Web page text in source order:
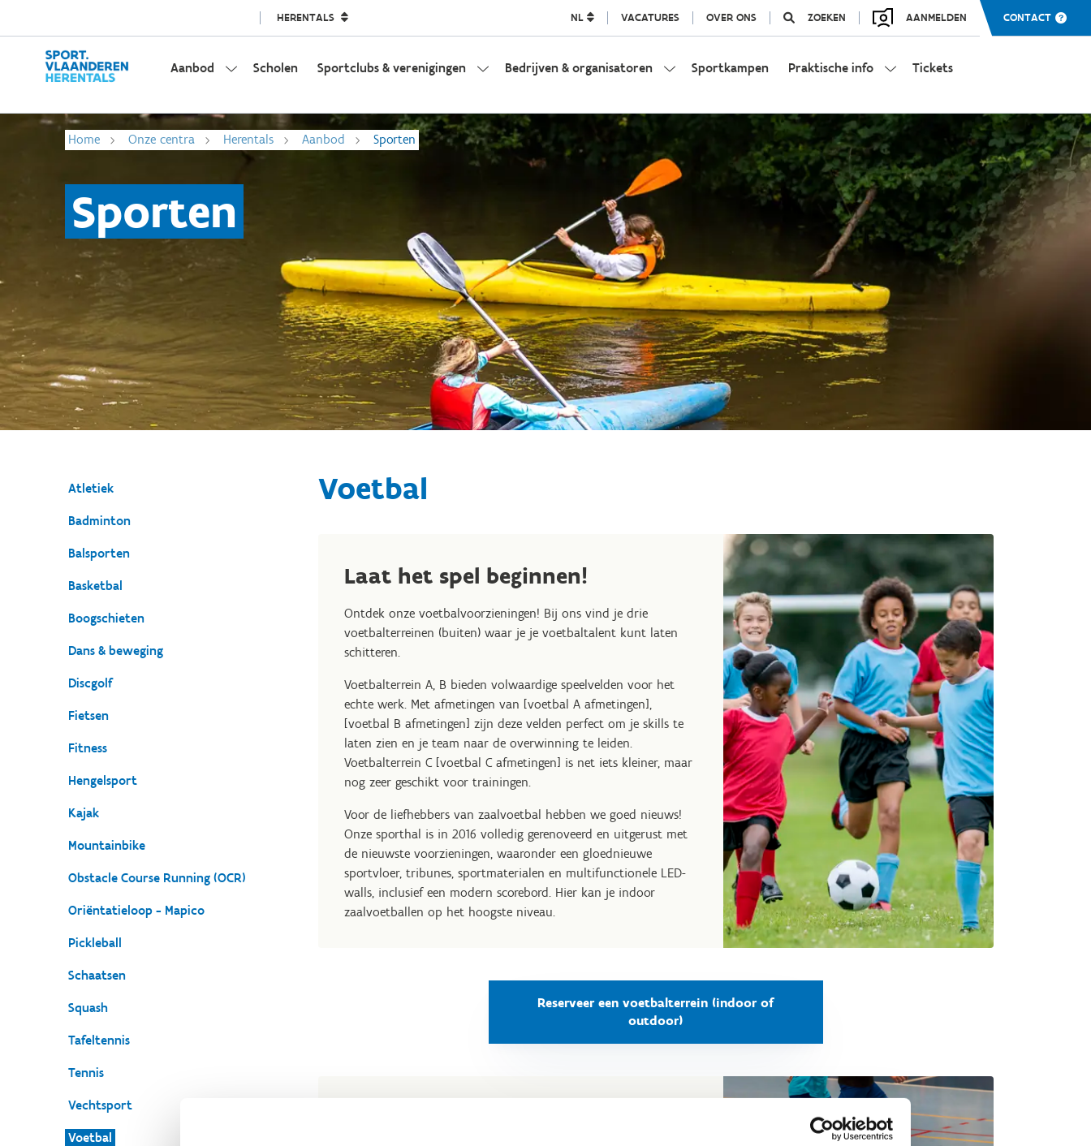
HERENTALS NL VACATURES OVER ONS ZOEKEN AANMELDEN CONTACT
Aanbod Scholen Sportclubs & verenigingen Bedrijven & organisatoren Sportkampen Praktische info Tickets
Home Onze centra Herentals Aanbod Sporten
Sporten
Atletiek
Badminton
Balsporten
Basketbal
Boogschieten
Dans & beweging
Discgolf
Fietsen
Fitness
Hengelsport
Kajak
Mountainbike
Obstacle Course Running (OCR)
Oriëntatieloop - Mapico
Pickleball
Schaatsen
Squash
Tafeltennis
Tennis
Vechtsport
Voetbal
Voetbal
Laat het spel beginnen!
Ontdek onze voetbalvoorzieningen! Bij ons vind je drie
voetbalterreinen (buiten) waar je je voetbaltalent kunt laten
schitteren.
Voetbalterrein A, B bieden volwaardige speelvelden voor het
echte werk. Met afmetingen van [voetbal A afmetingen],
[voetbal B afmetingen] zijn deze velden perfect om je skills te
laten zien en je team naar de overwinning te leiden.
Voetbalterrein C [voetbal C afmetingen] is net iets kleiner, maar
nog zeer geschikt voor trainingen.
Voor de liefhebbers van zaalvoetbal hebben we goed nieuws!
Onze sporthal is in 2016 volledig gerenoveerd en uitgerust met
de nieuwste voorzieningen, waaronder een gloednieuwe
sportvloer, tribunes, sportmaterialen en multifunctionele LED-
walls, inclusief een modern scorebord. Hier kan je indoor
zaalvoetballen op het hoogste niveau.
Reserveer een voetbalterrein (indoor of
outdoor)